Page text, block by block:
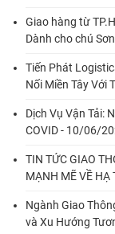
Giao hàng từ
Dành cho chú
Tiến Phát
Nối Miền Tây Với
Dịch Vụ Vận Tải:
COVID - 10/06/
TIN TỨC GIAO
MẠNH MẼ VỀ
Ngành Giao
và Xu Hướng